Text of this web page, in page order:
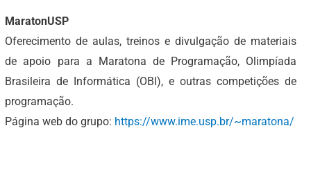
MaratonUSP
Oferecimento de aulas, treinos e divulgação de materiais
de apoio para a Maratona de Programação, Olimpíada
Brasileira de Informática (OBI), e outras competições de
programação.
Página web do grupo: https://www.ime.usp.br/~maratona/